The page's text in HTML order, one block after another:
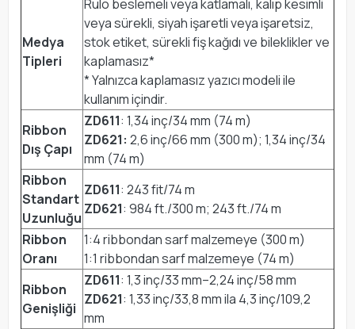
Medya
Tipleri
Rulo beslemeli veya katlamalı, kalıp kesimli
veya sürekli, siyah işaretli veya işaretsiz,
stok etiket, sürekli fiş kağıdı ve bileklikler ve
kaplamasız*
* Yalnızca kaplamasız yazıcı modeli ile
kullanım içindir.
Ribbon
Dış Çapı
ZD611: 1,34 inç/34 mm (74 m)
ZD621: 2,6 inç/66 mm (300 m); 1,34 inç/34
mm (74 m)
Ribbon
Standart
Uzunluğu
ZD611: 243 fit/74 m
ZD621: 984 ft./300 m; 243 ft./74 m
Ribbon
Oranı
1:4 ribbondan sarf malzemeye (300 m)
1:1 ribbondan sarf malzemeye (74 m)
Ribbon
Genişliği
ZD611: 1,3 inç/33 mm–2,24 inç/58 mm
ZD621: 1,33 inç/33,8 mm ila 4,3 inç/109,2
mm